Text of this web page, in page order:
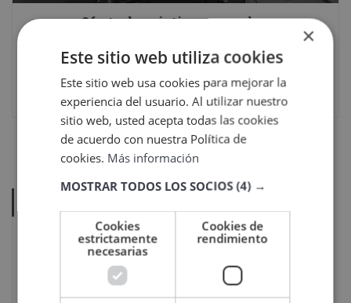
Oferta de prácticas y empleo:
30 septiembre, 2021
Sello Cum laude 2026: un
reconocimiento al compromiso de
Veigler Formación
×
Este sitio web utiliza cookies
Este sitio web usa cookies para mejorar la
experiencia del usuario. Al utilizar nuestro
sitio web, usted acepta todas las cookies
de acuerdo con nuestra Política de
cookies. Más información
MOSTRAR TODOS LOS SOCIOS(4) →
Cookies
estrictamente
necesarias
Cookies de
rendimiento